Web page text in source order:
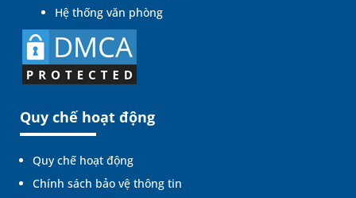
Hệ thống văn phòng
Quy chế hoạt động
Quy chế hoạt động
Chính sách bảo vệ thông tin